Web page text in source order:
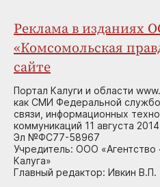
Реклама в изданиях
«Комсомольская
сайте
Портал Калуги и области
как СМИ Федеральной
связи, информационных
коммуникаций 11 августа
Эл №ФС77-58967
Учредитель: ООО «Агентство
Калуга»
Главный редактор: Ивкин В.П.